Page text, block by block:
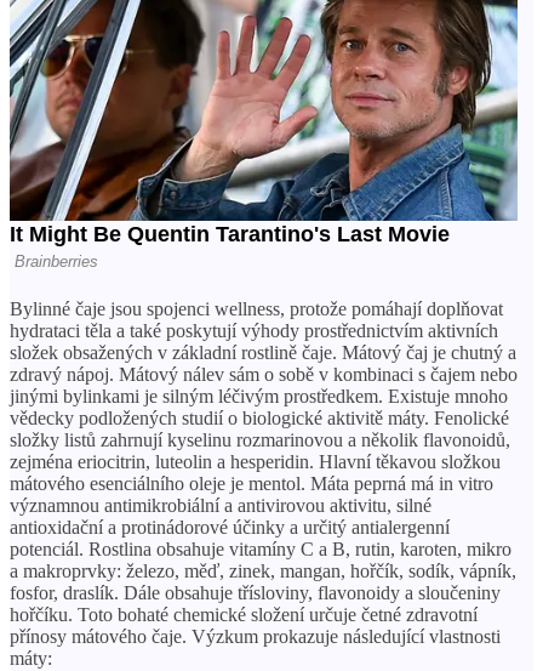
Bylinné čaje jsou spojenci wellness, protože pomáhají doplňovat
hydrataci těla a také poskytují výhody prostřednictvím aktivních
složek obsažených v základní rostlině čaje. Mátový čaj je chutný a
zdravý nápoj. Mátový nálev sám o sobě v kombinaci s čajem nebo
jinými bylinkami je silným léčivým prostředkem. Existuje mnoho
vědecky podložených studií o biologické aktivitě máty. Fenolické
složky listů zahrnují kyselinu rozmarinovou a několik flavonoidů,
zejména eriocitrin, luteolin a hesperidin. Hlavní těkavou složkou
mátového esenciálního oleje je mentol. Máta peprná má in vitro
významnou antimikrobiální a antivirovou aktivitu, silné
antioxidační a protinádorové účinky a určitý antialergenní
potenciál. Rostlina obsahuje vitamíny C a B, rutin, karoten, mikro
a makroprvky: železo, měď, zinek, mangan, hořčík, sodík, vápník,
fosfor, draslík. Dále obsahuje třísloviny, flavonoidy a sloučeniny
hořčíku. Toto bohaté chemické složení určuje četné zdravotní
přínosy mátového čaje. Výzkum prokazuje následující vlastnosti
máty: